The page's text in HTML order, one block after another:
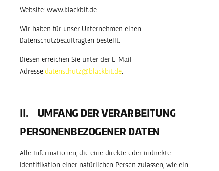
Website: www.blackbit.de
Wir haben für unser Unternehmen einen
Datenschutzbeauftragten bestellt.
Diesen erreichen Sie unter der E-Mail-
Adresse datenschutz@blackbit.de.
II. UMFANG DER VERARBEITUNG
PERSONENBEZOGENER DATEN
Alle Informationen, die eine direkte oder indirekte
Identifikation einer natürlichen Person zulassen, wie ein